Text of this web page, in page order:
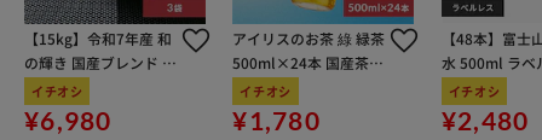
【15kg】令和7年産 和
の輝き 国産ブレンド 5
kg×3袋
イチオシ
¥6,980
アイリスのお茶 綠 緑茶
500ml×24本 国産茶葉
100％使用
イチオシ
¥1,780
【48本】富士
水 500ml ラベ
イチオシ
¥2,480